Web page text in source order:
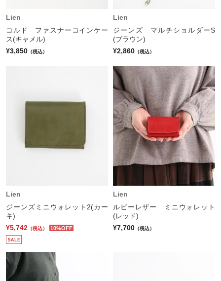
Lien
コルド ファスナーコインケー
ス(キャメル)
¥3,850 （税込）
Lien
ジーンズ マルチショルダーS
(ブラウン)
¥2,860 （税込）
Lien
ジーンズミニウォレット2(カー
キ)
¥5,742 （税込） 10%OFF
Lien
ルビーレザー ミニウォレット
(レッド)
¥7,700 （税込）